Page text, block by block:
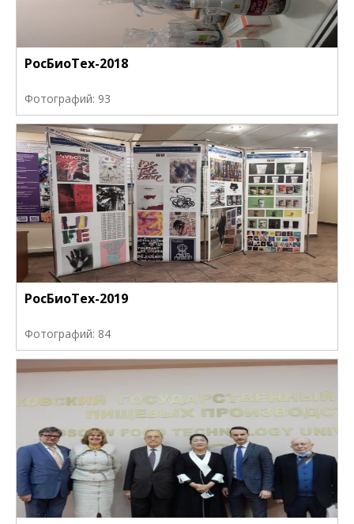
РосБиоТех-2018
Фотографий: 93
РосБиоТех-2019
Фотографий: 84